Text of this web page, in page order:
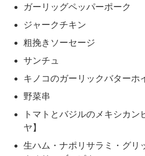
ガーリッグペッパーポーク
ジャークチキン
粗挽きソーセージ
サンチュ
キノコのガーリックバターホ
野菜串
トマトとバジルのメキシカン
ヤ】
生ハム・ナポリサラミ・グリ